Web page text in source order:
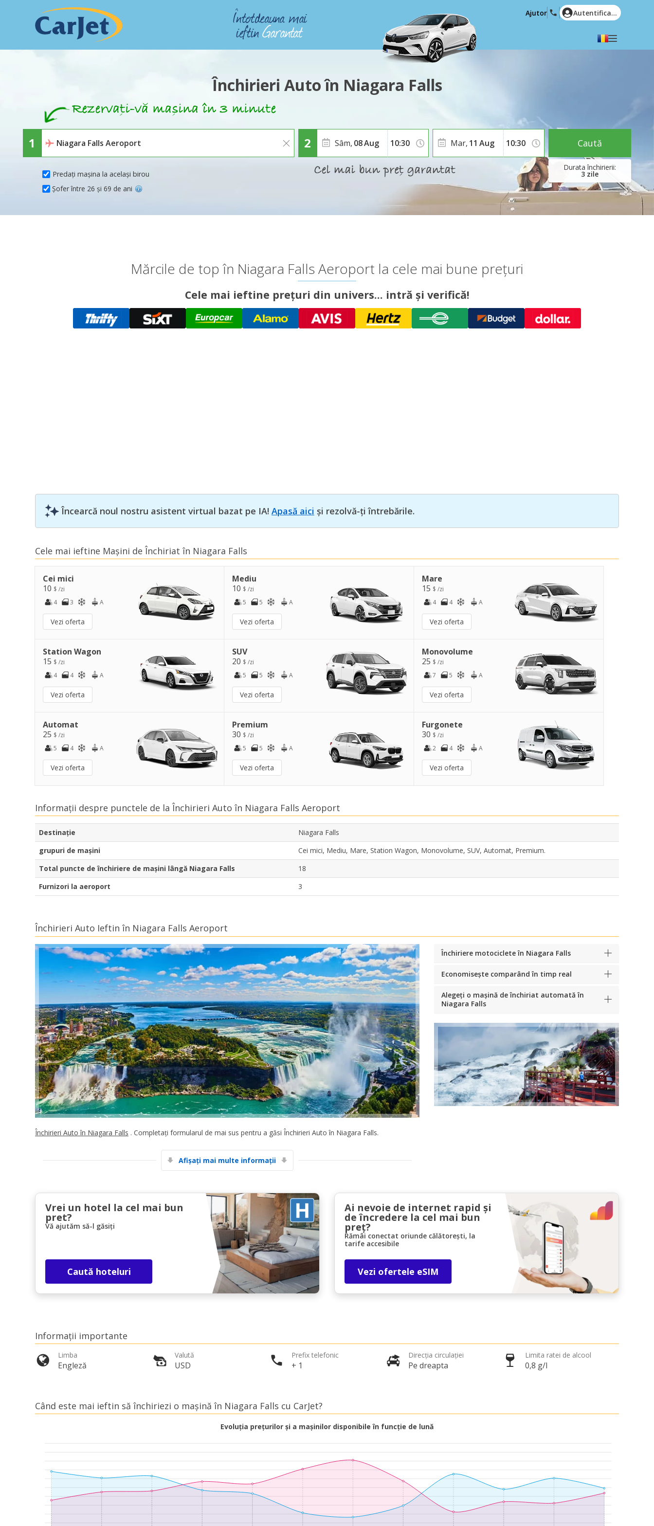
noștri
Autentificare cu eLink
English (US)
Polski
Română
Ελληνικά
Hrvatski
العربية
Ajutor Autentificare
Închirieri Auto în Niagara Falls
Predați mașina la același birou
Sâm, 08Aug
3 zile
Mar, 11 Aug
Șofer între 26 și 69 de ani
Caută
Mărcile de top în Niagara Falls Aeroport la cele mai bune prețuri
Cele mai ieftine prețuri din univers... intră și verifică!
Încearcă noul nostru asistent virtual bazat pe IA! Apasă aici și rezolvă-ți întrebările.
Cele mai ieftine Mașini de Închiriat în Niagara Falls
Cei mici
10 $ /zi
4
3 A
Vezi oferta
Mediu
10 $ /zi
5
5 A
Vezi oferta
Mare
15 $ /zi
4
4 A
Vezi oferta
Station Wagon
15 $ /zi
4
4 A
Vezi oferta
SUV
20 $ /zi
5
5 A
Vezi oferta
Monovolume
25 $ /zi
7
5 A
Vezi oferta
Automat
25 $ /zi
5
4 A
Vezi oferta
Premium
30 $ /zi
5
5 A
Vezi oferta
Furgonete
30 $ /zi
2
4 A
Vezi oferta
Informații despre punctele de la Închirieri Auto în Niagara Falls Aeroport
Destinaţie
Niagara Falls
grupuri de mașini
Cei mici, Mediu, Mare, Station Wagon, Monovolume, SUV, Automat, Premium.
Total puncte de închiriere de mașini lângă Niagara Falls
18
Furnizori la aeroport
3
Închirieri Auto Ieftin în Niagara Falls Aeroport
Închirieri Auto în Niagara Falls . Completați formularul de mai sus pentru a găsi Închirieri Auto în Niagara Falls.
Afișați mai multe informații
Închiriere motociclete în Niagara Falls
Economisește comparând în timp real
Alegeți o mașină de închiriat automată în
Niagara Falls
Vrei un hotel la cel mai bun
pret?
Vă ajutăm să-l găsiți
Caută hoteluri
Ai nevoie de internet rapid și
de încredere la cel mai bun
preț?
Rămâi conectat oriunde călătorești, la
tarife accesibile
Vezi ofertele eSIM
Informații importante
Limba
Engleză
Valută
USD
Prefix telefonic
+ 1
Direcția circulației
Pe dreapta
Limita ratei de alcool
0,8 g/l
Când este mai ieftin să închiriezi o mașină în Niagara Falls cu CarJet?
Evoluția prețurilor și a mașinilor disponibile în funcție de lună